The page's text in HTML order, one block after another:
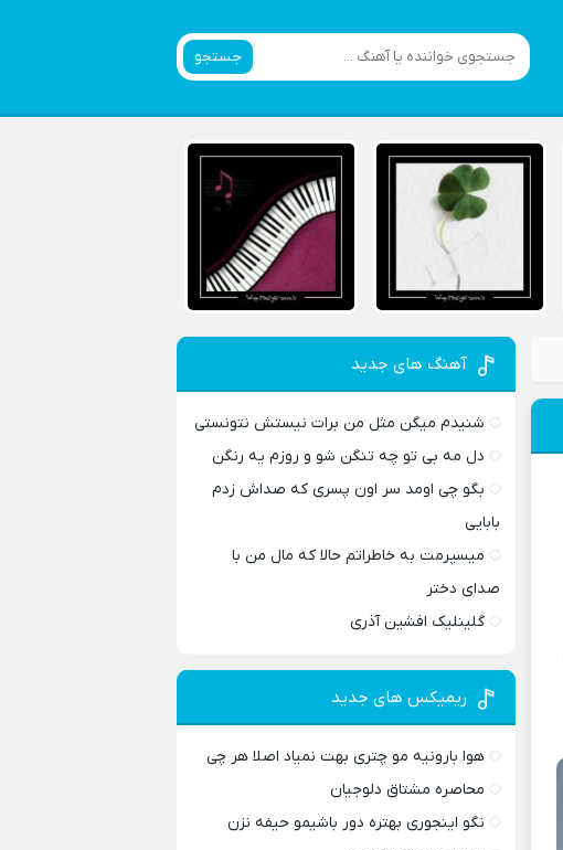
جستجو
آهنگ های جدید
شنیدم میگن مثل من برات نیستش نتونستی
دل مه بی تو چه تنگن شو و روزم یه رنگن
بگو چی اومد سر اون پسری که صداش زدم
بابایی
میسپرمت به خاطراتم حالا که مال من با
صدای دختر
گلینلیک افشین آذری
ریمیکس های جدید
هوا بارونیه مو چتری بهت نمیاد اصلا هر چی
محاصره مشتاق دلوجیان
نگو اینجوری بهتره دور باشیمو حیفه نزن